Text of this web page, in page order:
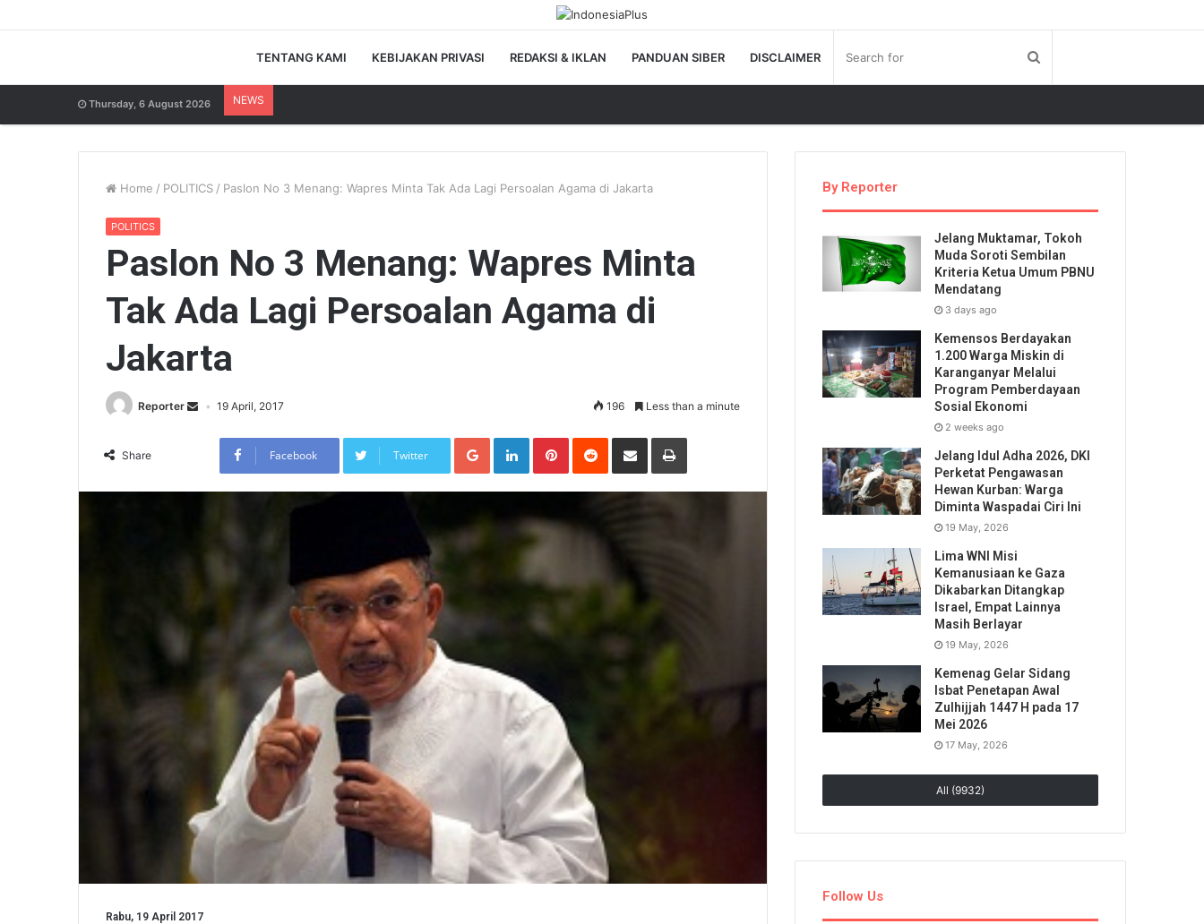
TENTANG KAMI KEBIJAKAN PRIVASI REDAKSI & IKLAN PANDUAN SIBER DISCLAIMER
Thursday, 6 August 2026 NEWS
Home / POLITICS / Paslon No 3 Menang: Wapres Minta Tak Ada Lagi Persoalan Agama di Jakarta
POLITICS
Paslon No 3 Menang: Wapres Minta
Tak Ada Lagi Persoalan Agama di
Jakarta
Reporter 19 April, 2017 196 Less than a minute
Share Facebook Twitter
Google+LinkedInPinterestReddit Share via Email Print
Rabu, 19 April 2017
By Reporter
Jelang Muktamar, Tokoh
Muda Soroti Sembilan
Kriteria Ketua Umum PBNU
Mendatang
3 days ago
Kemensos Berdayakan
1.200 Warga Miskin di
Karanganyar Melalui
Program Pemberdayaan
Sosial Ekonomi
2 weeks ago
Jelang Idul Adha 2026, DKI
Perketat Pengawasan
Hewan Kurban: Warga
Diminta Waspadai Ciri Ini
19 May, 2026
Lima WNI Misi
Kemanusiaan ke Gaza
Dikabarkan Ditangkap
Israel, Empat Lainnya
Masih Berlayar
19 May, 2026
Kemenag Gelar Sidang
Isbat Penetapan Awal
Zulhijjah 1447 H pada 17
Mei 2026
17 May, 2026
All (9932)
Follow Us